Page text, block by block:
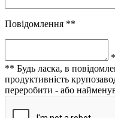
Повідомлення **
** Будь ласка, в
продуктивність
переробити - або